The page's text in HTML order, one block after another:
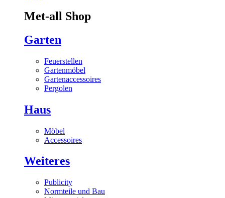
Met-all Shop
Garten
Feuerstellen
Gartenmöbel
Gartenaccessoires
Pergolen
Haus
Möbel
Accessoires
Weiteres
Publicity
Normteile und Bau